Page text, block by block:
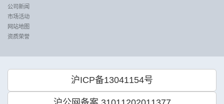
公司新闻
市场活动
网站地图
资质荣誉
沪ICP备13041154号